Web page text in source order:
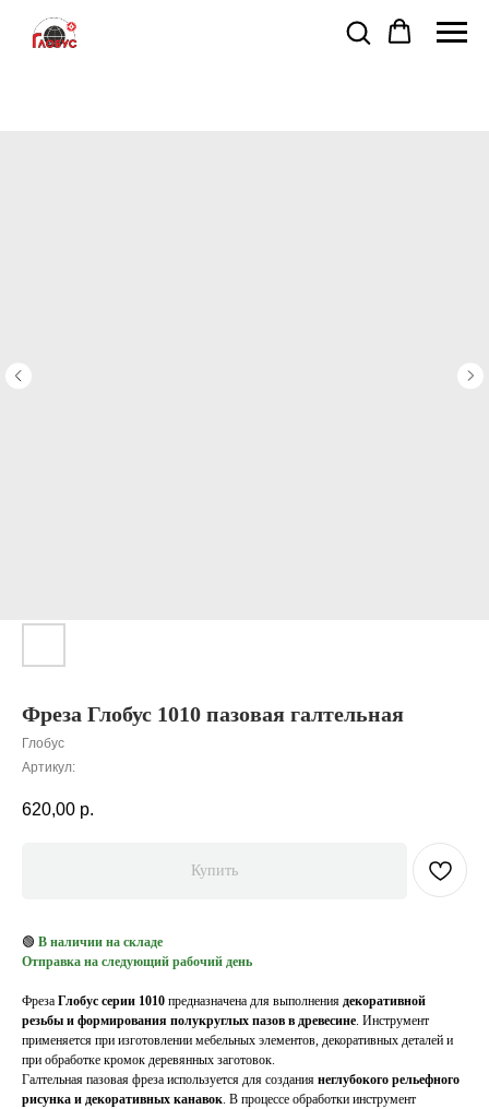
Фреза Глобус 1010 пазовая галтельная
Глобус
Артикул:
620,00 р.
Купить
🟢 В наличии на складе
Отправка на следующий рабочий день
Фреза Глобус серии 1010 предназначена для выполнения декоративной
резьбы и формирования полукруглых пазов в древесине . Инструмент
применяется при изготовлении мебельных элементов, декоративных деталей и
при обработке кромок деревянных заготовок.
Галтельная пазовая фреза используется для создания неглубокого рельефного
рисунка и декоративных канавок . В процессе обработки инструмент